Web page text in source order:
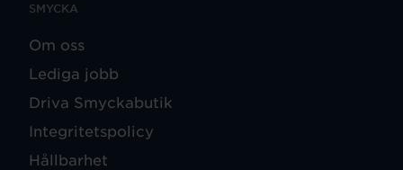
SMYCKA
Om oss
Lediga jobb
Driva Smyckabutik
Integritetspolicy
Hållbarhet